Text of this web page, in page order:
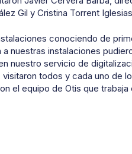
Gil y Cristina Torrent
conociendo de
nuestras instalaciones
nuestro servicio de
todos y cada uno de
el equipo de Otis que